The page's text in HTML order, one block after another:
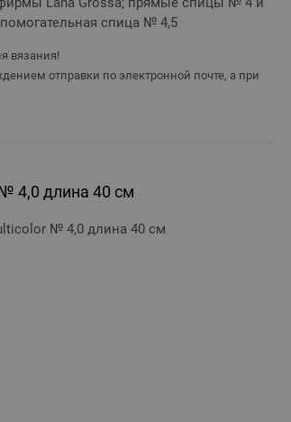
спица № 4,5
вязания!
отправки по электронной почте, а при
4,0 длина 40 см
№ 4,0 длина 40 см